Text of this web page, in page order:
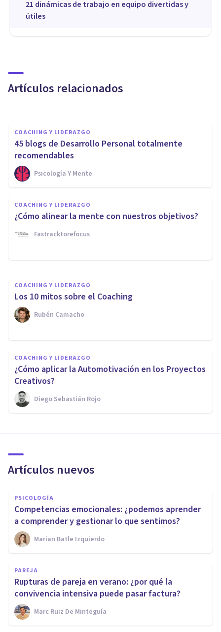
21 dinámicas de trabajo en equipo divertidas y
útiles
Artículos relacionados
La ética del coach
COACHING Y LIDERAZGO
45 blogs de Desarrollo Personal totalmente
recomendables
Psicología Y Mente
COACHING Y LIDERAZGO
¿Cómo alinear la mente con nuestros objetivos?
Fastracktorefocus
COACHING Y LIDERAZGO
5 pasos para que cumplas tus
resoluciones de Año Nuevo de
una vez por todas
COACHING Y LIDERAZGO
Los 10 mitos sobre el Coaching
Rubén Camacho
COACHING Y LIDERAZGO
¿Cómo aplicar la Automotivación en los Proyectos
Creativos?
Diego Sebastián Rojo
Artículos nuevos
PSICOLOGÍA
Competencias emocionales: ¿podemos aprender
a comprender y gestionar lo que sentimos?
Marian Batle Izquierdo
PAREJA
Rupturas de pareja en verano: ¿por qué la
convivencia intensiva puede pasar factura?
Marc Ruiz De Minteguía